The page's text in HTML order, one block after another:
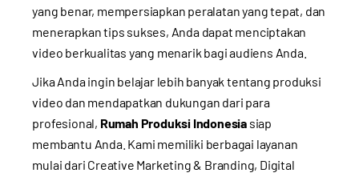
yang benar, mempersiapkan peralatan yang tepat, dan
menerapkan tips sukses, Anda dapat menciptakan
video berkualitas yang menarik bagi audiens Anda.
Jika Anda ingin belajar lebih banyak tentang produksi
video dan mendapatkan dukungan dari para
profesional, Rumah Produksi Indonesiasiap
membantu Anda. Kami memiliki berbagai layanan
mulai dari Creative Marketing & Branding, Digital